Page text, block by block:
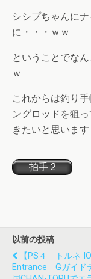
シシプちゃんに
に・・・ｗｗ
ということでな
ｗ
これからは釣り
ングロッドを狙
きたいと思います
以前の投稿
【PS４ トルネ
Entrance Gガイド